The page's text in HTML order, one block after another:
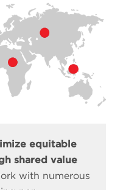
equitable
shared value
with numerous